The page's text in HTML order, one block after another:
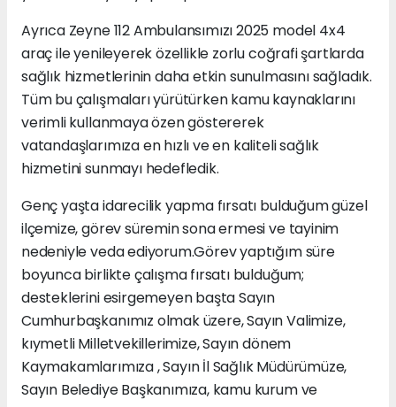
Ayrıca Zeyne 112 Ambulansımızı 2025 model 4x4
araç ile yenileyerek özellikle zorlu coğrafi şartlarda
sağlık hizmetlerinin daha etkin sunulmasını sağladık.
Tüm bu çalışmaları yürütürken kamu kaynaklarını
verimli kullanmaya özen göstererek
vatandaşlarımıza en hızlı ve en kaliteli sağlık
hizmetini sunmayı hedefledik.
Genç yaşta idarecilik yapma fırsatı bulduğum güzel
ilçemize, görev süremin sona ermesi ve tayinim
nedeniyle veda ediyorum.Görev yaptığım süre
boyunca birlikte çalışma fırsatı bulduğum;
desteklerini esirgemeyen başta Sayın
Cumhurbaşkanımız olmak üzere, Sayın Valimize,
kıymetli Milletvekillerimize, Sayın dönem
Kaymakamlarımıza , Sayın İl Sağlık Müdürümüze,
Sayın Belediye Başkanımıza, kamu kurum ve